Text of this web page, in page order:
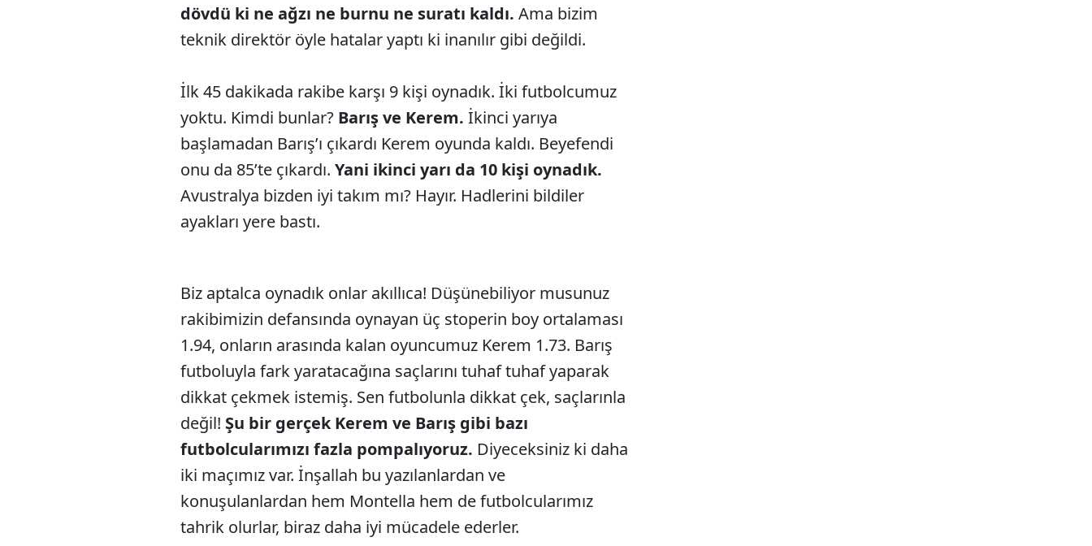
dövdü ki ne ağzı ne burnu ne suratı kaldı. Ama bizim
teknik direktör öyle hatalar yaptı ki inanılır gibi değildi.
İlk 45 dakikada rakibe karşı 9 kişi oynadık. İki futbolcumuz
yoktu. Kimdi bunlar? Barış ve Kerem. İkinci yarıya
başlamadan Barış’ı çıkardı Kerem oyunda kaldı. Beyefendi
onu da 85’te çıkardı. Yani ikinci yarı da 10 kişi oynadık.
Avustralya bizden iyi takım mı? Hayır. Hadlerini bildiler
ayakları yere bastı.
Biz aptalca oynadık onlar akıllıca! Düşünebiliyor musunuz
rakibimizin defansında oynayan üç stoperin boy ortalaması
1.94, onların arasında kalan oyuncumuz Kerem 1.73. Barış
futboluyla fark yaratacağına saçlarını tuhaf tuhaf yaparak
dikkat çekmek istemiş. Sen futbolunla dikkat çek, saçlarınla
değil! Şu bir gerçek Kerem ve Barış gibi bazı
futbolcularımızı fazla pompalıyoruz. Diyeceksiniz ki daha
iki maçımız var. İnşallah bu yazılanlardan ve
konuşulanlardan hem Montella hem de futbolcularımız
tahrik olurlar, biraz daha iyi mücadele ederler.